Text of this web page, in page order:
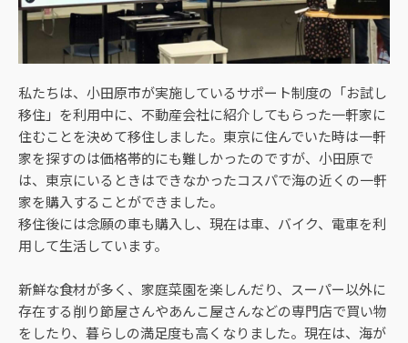
私たちは、小田原市が実施しているサポート制度の「お試し
移住」を利用中に、不動産会社に紹介してもらった一軒家に
住むことを決めて移住しました。東京に住んでいた時は一軒
家を探すのは価格帯的にも難しかったのですが、小田原で
は、東京にいるときはできなかったコスパで海の近くの一軒
家を購入することができました。
移住後には念願の車も購入し、現在は車、バイク、電車を利
用して生活しています。
新鮮な食材が多く、家庭菜園を楽しんだり、スーパー以外に
存在する削り節屋さんやあんこ屋さんなどの専門店で買い物
をしたり、暮らしの満足度も高くなりました。現在は、海が